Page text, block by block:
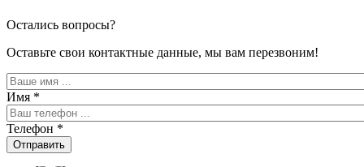
Остались вопросы?
Оставьте свои контактные данные, мы вам перезвоним!
Имя *
Телефон *
Отправить